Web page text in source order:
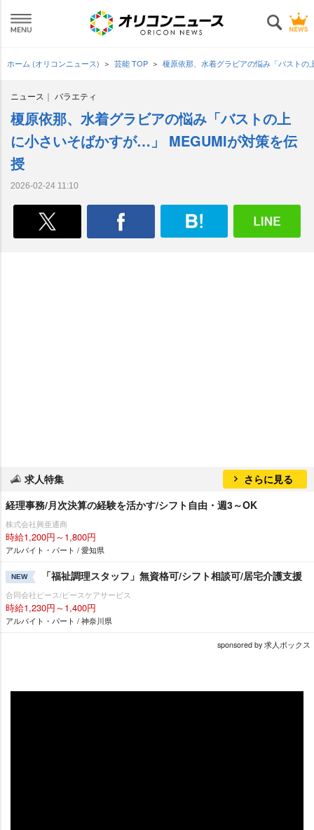
ホーム (オリコンニュース) 芸能 TOP 榎原依那、水着グラビアの悩み「バスト
ニュース バラエティ
榎原依那、水着グラビアの悩み「バストの上
に小さいそばかすが…」 MEGUMIが対策を伝
授
2026-02-24 11:10
求人特集
さらに見る
経理事務/月次決算の経験を活かす/シフト自由・週3～OK
株式会社興亜通商
時給1,200円～1,800円
アルバイト・パート / 愛知県
NEW 「福祉調理スタッフ」無資格可/シフト相談可/居宅介護支援
合同会社ピース/ピースケアサービス
時給1,230円～1,400円
アルバイト・パート / 神奈川県
sponsored by 求人ボックス